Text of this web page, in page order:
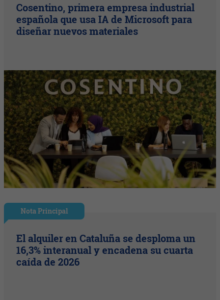
Cosentino, primera empresa industrial
española que usa IA de Microsoft para
diseñar nuevos materiales
Nota Principal
El alquiler en Cataluña se desploma un
16,3% interanual y encadena su cuarta
caída de 2026